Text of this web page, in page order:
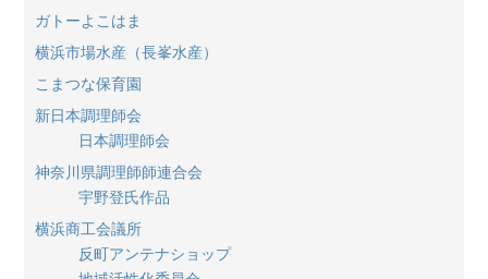
ガトーよこはま
横浜市場水産（長峯水産）
こまつな保育園
新日本調理師会
日本調理師会
神奈川県調理師師連合会
宇野登氏作品
横浜商工会議所
反町アンテナショップ